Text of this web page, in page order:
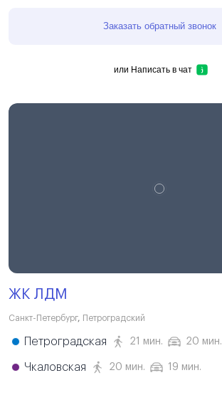
Заказать обратный звонок
или Написать в чат
ЖК ЛДМ
Санкт-Петербург, Петроградский
Петроградская 21 мин. 20 мин.
Чкаловская 20 мин. 19 мин.